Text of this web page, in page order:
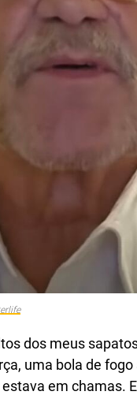
dos meus
uma bola de
em chamas.